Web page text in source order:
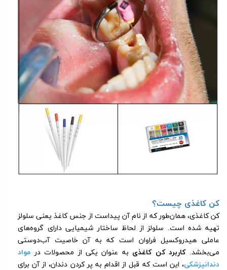
کن کاغذی چیست؟
کن کاغذی، همان‌طور که از نام آن پیداست از جنس کاغذ یعنی سلولز
تهیه شده است. سلولز از لحاظ ساختار شیمیایی دارای گروه‌‌های
عاملی هیدروکسیل فراوان است که به آن خاصیت آب‌دوستی
می‌بخشد.کاربرد کن کاغذی به عنوان یکی از محصولات در مواد
دندانپزشکی، این است که قبل از اقدام به پر کردن دندان، از آن برای